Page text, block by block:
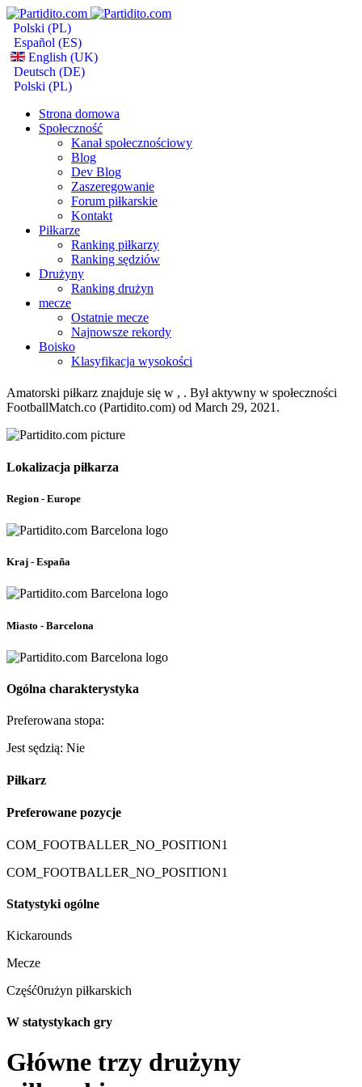
Polski (PL)
Español (ES)
English (UK)
Deutsch (DE)
Polski (PL)
Strona domowa
Społeczność
Kanał społecznościowy
Blog
Dev Blog
Zaszeregowanie
Forum piłkarskie
Kontakt
Piłkarze
Ranking piłkarzy
Ranking sędziów
Drużyny
Ranking drużyn
mecze
Ostatnie mecze
Najnowsze rekordy
Boisko
Klasyfikacja wysokości
Amatorski piłkarz znajduje się w , . Był aktywny w społeczności
FootballMatch.co (Partidito.com) od March 29, 2021.
Lokalizacja piłkarza
Region - Europe
Kraj - España
Miasto - Barcelona
Ogólna charakterystyka
Preferowana stopa:
Jest sędzią: Nie
Piłkarz
Preferowane pozycje
COM_FOOTBALLER_NO_POSITION1
COM_FOOTBALLER_NO_POSITION1
Statystyki ogólne
Kickarounds
Mecze
Część0rużyn piłkarskich
W statystykach gry
Główne trzy drużyny